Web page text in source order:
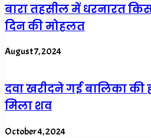
बारा तहसील में धरनारत
दिन की मोहलत
August 7, 2024
दवा खरीदने गई बालिका
मिला शव
October 4, 2024